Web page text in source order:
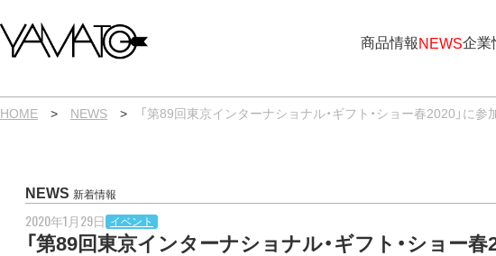
容
を
ッ
プ
商品情報 NEWS企業
HOME > NEWS > 「第89回東京インターナショナル・ギフト・ショー春2020」に参
NEWS 新着情報
2020年1月29日 イベント
「第89回東京インターナショナル・ギフト・ショー春